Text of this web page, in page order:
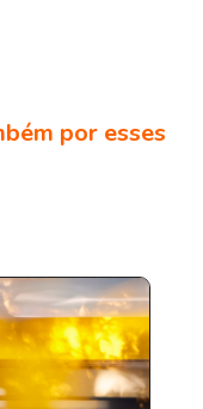
por esses